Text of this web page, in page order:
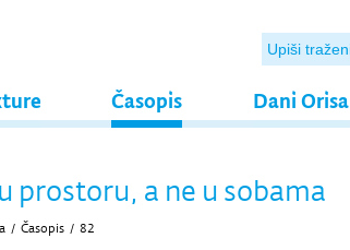
Časopis Dani Orisa
prostoru, a ne u sobama
/ Časopis / 82